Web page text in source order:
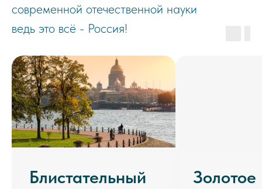
современной отечественной науки
ведь это всё - Россия!
Блистательный